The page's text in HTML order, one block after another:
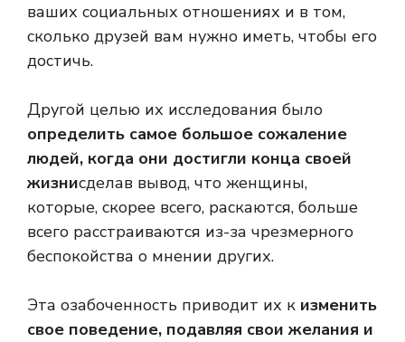
ваших социальных отношениях и в том,
сколько друзей вам нужно иметь, чтобы его
достичь.
Другой целью их исследования было
определить самое большое сожаление
людей, когда они достигли конца своей
жизнисделав вывод, что женщины,
которые, скорее всего, раскаются, больше
всего расстраиваются из-за чрезмерного
беспокойства о мнении других.
Эта озабоченность приводит их к изменить
свое поведение, подавляя свои желания и